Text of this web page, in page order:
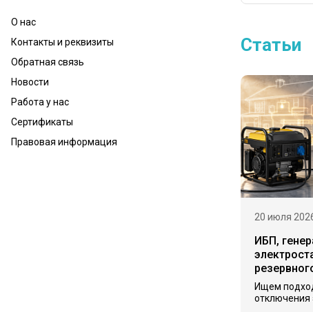
О нас
Контакты и реквизиты
Обратная связь
Новости
Работа у нас
Сертификаты
Правовая информация
Статьи
20 июля
ИБП,
Ищем
отключения